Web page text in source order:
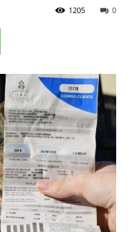
0
1205